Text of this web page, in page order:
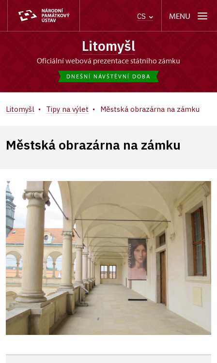
CS MENU
Litomyšl
oficiální webová prezentace státního zámku
DNEŠNÍ NÁVŠTĚVNÍ DOBA
Litomyšl Tipy na výlet Městská obrazárna na zámku
Městská obrazárna na zámku